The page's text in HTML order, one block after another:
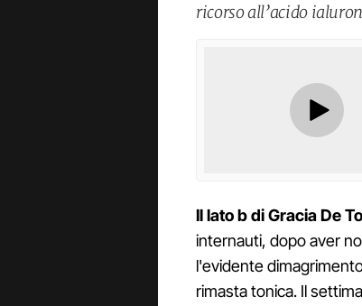
ricorso all’acido
Il lato b di Gracia De
internauti, dopo aver
l'evidente
rimasta tonica. Il